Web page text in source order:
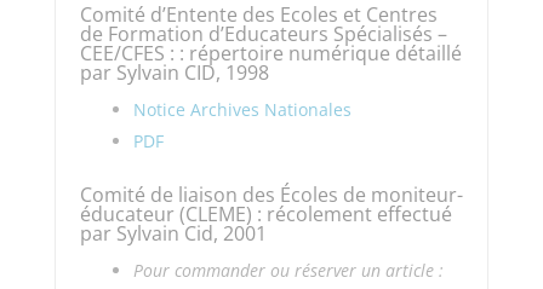
Comité d’Entente des Ecoles et Centres
de Formation d’Educateurs Spécialisés –
CEE/CFES : : répertoire numérique détaillé
par Sylvain CID, 1998
Notice Archives Nationales
PDF
Comité de liaison des Écoles de moniteur-
éducateur (CLEME) : récolement effectué
par Sylvain Cid, 2001
Pour commander ou réserver un article :